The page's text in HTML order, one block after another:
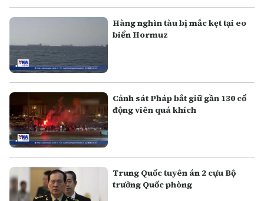
Hàng nghìn tàu bị mắc kẹt tại eo
biển Hormuz
Cảnh sát Pháp bắt giữ gần 130 cổ
động viên quá khích
Trung Quốc tuyên án 2 cựu Bộ
trưởng Quốc phòng